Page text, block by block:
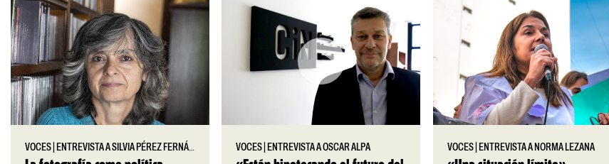
VOCES ENTREVISTA A SILVIA PÉREZ FERNÁNDEZ VOCES ENTREVISTA A OSCAR ALPA VOCES| ENTREVISTA A NORMA LEZANA